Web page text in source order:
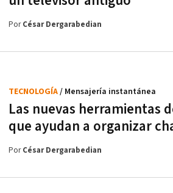
PorCésar Dergarabedian
Las nuevas herramientas
que ayudan a organizar
TECNOLOGÍA/ Mensajería instantánea
PorCésar Dergarabedian